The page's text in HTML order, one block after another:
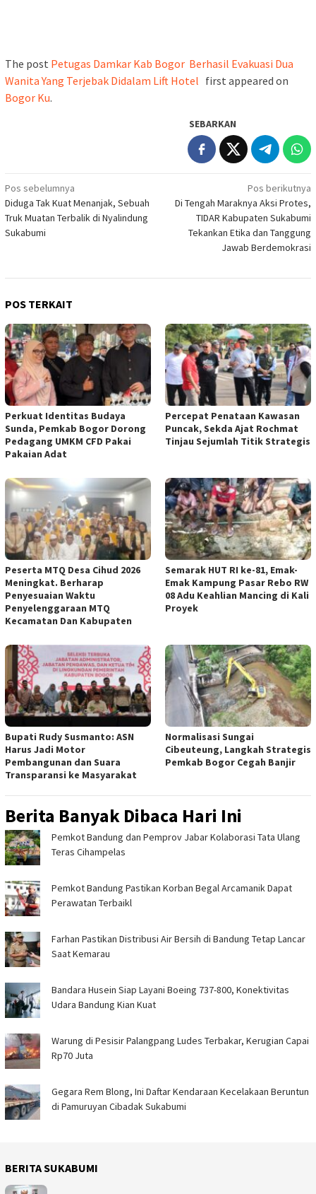
The post ‎Petugas Damkar Kab Bogor Berhasil Evakuasi Dua
Wanita Yang Terjebak Didalam Lift Hotel ‎ first appeared on
Bogor Ku.
SEBARKAN
Navigasi
pos
Pos sebelumnya
Diduga Tak Kuat Menanjak, Sebuah
Truk Muatan Terbalik di Nyalindung
Sukabumi
Pos berikutnya
Di Tengah Maraknya Aksi Protes,
TIDAR Kabupaten Sukabumi
Tekankan Etika dan Tanggung
Jawab Berdemokrasi
POS TERKAIT
Perkuat Identitas Budaya
Sunda, Pemkab Bogor Dorong
Pedagang UMKM CFD Pakai
Pakaian Adat ‎
‎Percepat Penataan Kawasan
Puncak, Sekda Ajat Rochmat
Tinjau Sejumlah Titik Strategis
Peserta MTQ Desa Cihud 2026
Meningkat. Berharap
Penyesuaian Waktu
Penyelenggaraan MTQ
Kecamatan Dan Kabupaten ‎
Semarak HUT RI ke-81, Emak-
Emak Kampung Pasar Rebo RW
08 Adu Keahlian Mancing di Kali
Proyek ‎
Bupati Rudy Susmanto: ASN
Harus Jadi Motor
Pembangunan dan Suara
Transparansi ke Masyarakat ‎
Normalisasi Sungai
Cibeuteung, Langkah Strategis
Pemkab Bogor Cegah Banjir
Berita Banyak Dibaca Hari Ini
Pemkot Bandung dan Pemprov Jabar Kolaborasi Tata Ulang
Teras Cihampelas
Pemkot Bandung Pastikan Korban Begal Arcamanik Dapat
Perawatan Terbaikl
Farhan Pastikan Distribusi Air Bersih di Bandung Tetap Lancar
Saat Kemarau
Bandara Husein Siap Layani Boeing 737-800, Konektivitas
Udara Bandung Kian Kuat
Warung di Pesisir Palangpang Ludes Terbakar, Kerugian Capai
Rp70 Juta
Gegara Rem Blong, Ini Daftar Kendaraan Kecelakaan Beruntun
di Pamuruyan Cibadak Sukabumi
BERITA SUKABUMI